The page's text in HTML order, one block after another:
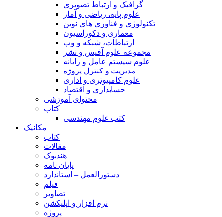
گرافیک و ارتباط تصویری
علوم پایه، ریاضی و آمار
تکنولوژی و فناوری های نوین
معماری و دکوراسیون
ارتباطات، شبکه و وب
مجموعه علوم آفیس و نشر
علوم سیستم عامل و رایانه
مدیریت و کنترل پروژه
علوم کامپیوتری و اداری
حسابداری و اقتصاد
محتوای آموزشی
کتاب
کتب علوم مهندسی
مکانیک
کتاب
مقالات
هندبوک
پایان نامه
دستورالعمل – استاندارد
فیلم
تصاویر
نرم افزار و اپلیکشن
پروژه